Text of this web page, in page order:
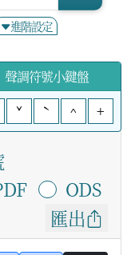
進階設定
聲調符號小鍵盤
ˇ ˋ ^ +
ODS
匯出